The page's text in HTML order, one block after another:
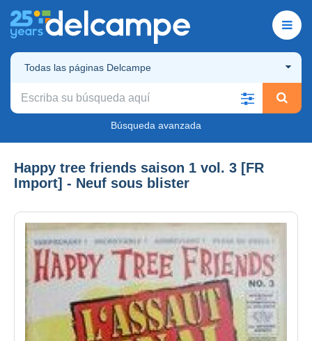
Todas las páginas Delcampe
Búsqueda avanzada
Happy tree friends saison 1 vol. 3 [FR
Import] - Neuf sous blister